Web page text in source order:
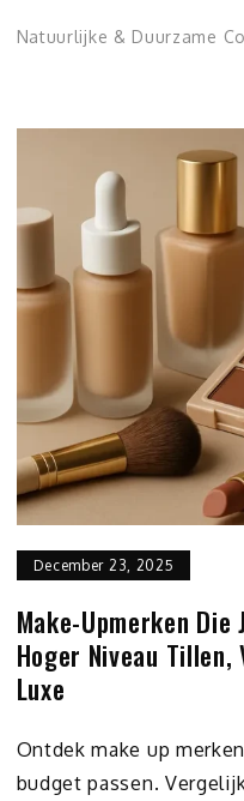
Natuurlijke & Duurzame
December 23, 2025
Make-Upmerken Die
Hoger Niveau
Luxe
Ontdek make up
budget passen.